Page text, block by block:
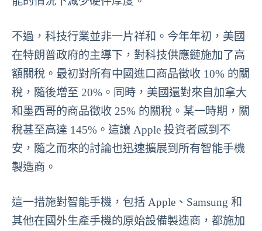
不過，科技行業並非一片祥和。今年年初，美國
在特朗普政府的主導下，對科技供應鏈施加了高
額關稅。最初對所有中國進口商品徵收 10% 的關
稅，隨後增至 20%。同時，美國還對來自加拿大
和墨西哥的商品徵收 25% 的關稅。某一時期，關
稅甚至高達 145%。這讓 Apple 投資者感到不
安，隨之而來的討論也迅速擴展到所有智能手機
製造商。
這一措施對智能手機，包括 Apple、Samsung 和
其他在國外生產手機的原始設備製造商，都施加